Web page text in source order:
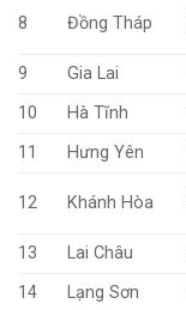
8 Đồng Tháp
9 Gia Lai
10
Hà Tĩnh
11
Hưng Yên
12 Khánh Hòa
13 Lai Châu
14
Lạng Sơn